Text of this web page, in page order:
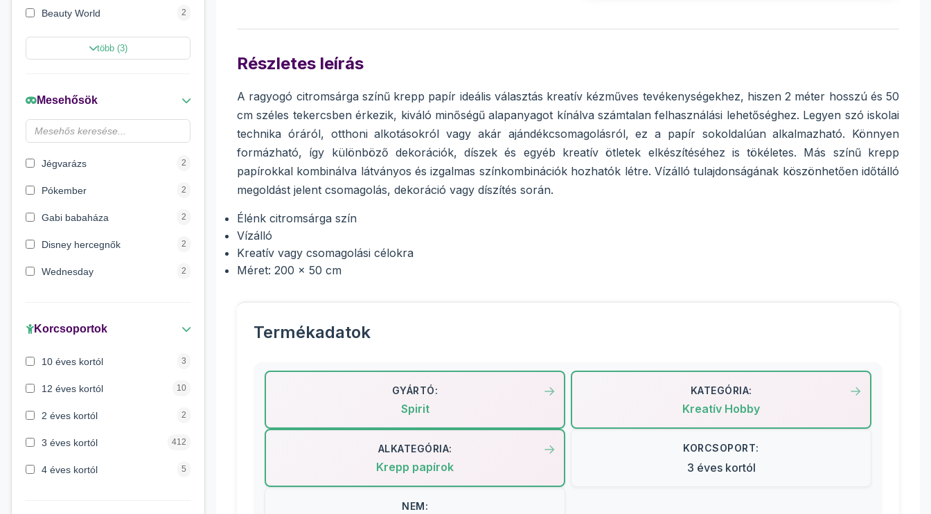
Beauty World 2
Creative Line 2
Marvel Szuperhősök
Disney hercegnők 2
több (3)
Mesehősök
Jégvarázs 2
Pókember 2
Gabi babaháza 2
Disney hercegnők 2
Wednesday 2
Maja a méhecske 1
Korcsoportok
10 éves kortól 3
12 éves kortól 10
2 éves kortól 2
3 éves kortól 412
4 éves kortól 5
Részletes leírás
A ragyogó citromsárga színű krepp papír ideális választás kreatív kézműves tevékenységekhez, hiszen 2 méter hosszú és 50
cm széles tekercsben érkezik, kiváló minőségű alapanyagot kínálva számtalan felhasználási lehetőséghez. Legyen szó iskolai
technika óráról, otthoni alkotásokról vagy akár ajándékcsomagolásról, ez a papír sokoldalúan alkalmazható. Könnyen
formázható, így különböző dekorációk, díszek és egyéb kreatív ötletek elkészítéséhez is tökéletes. Más színű krepp
papírokkal kombinálva látványos és izgalmas színkombinációk hozhatók létre. Vízálló tulajdonságának köszönhetően időtálló
megoldást jelent csomagolás, dekoráció vagy díszítés során.
Élénk citromsárga szín
Vízálló
Kreatív vagy csomagolási célokra
Méret: 200 x 50 cm
Termékadatok
GYÁRTÓ:
Spirit
KATEGÓRIA:
Kreatív Hobby
ALKATEGÓRIA:
Krepp papírok
KORCSOPORT:
3 éves kortól
NEM: